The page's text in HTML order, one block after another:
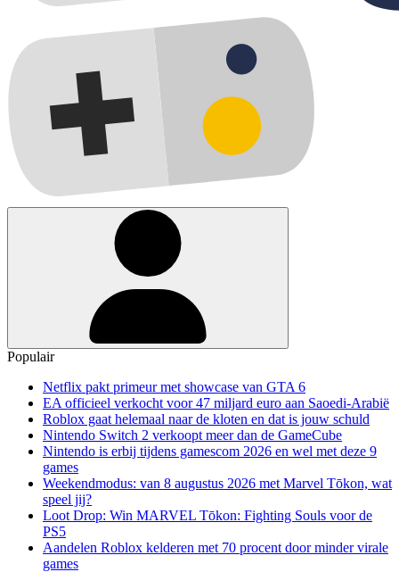
Populair
Netflix pakt primeur met showcase van GTA 6
EA officieel verkocht voor 47 miljard euro aan Saoedi-Arabië
Roblox gaat helemaal naar de kloten en dat is jouw schuld
Nintendo Switch 2 verkoopt meer dan de GameCube
Nintendo is erbij tijdens gamescom 2026 en wel met deze 9
games
Weekendmodus: van 8 augustus 2026 met Marvel Tōkon, wat
speel jij?
Loot Drop: Win MARVEL Tōkon: Fighting Souls voor de
PS5
Aandelen Roblox kelderen met 70 procent door minder virale
games